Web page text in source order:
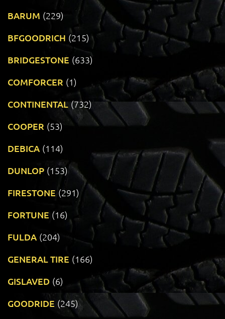
BARUM (229)
BFGOODRICH (215)
BRIDGESTONE (633)
COMFORCER (1)
CONTINENTAL (732)
COOPER (53)
DEBICA (114)
DUNLOP (153)
FIRESTONE (291)
FORTUNE (16)
FULDA (204)
GENERAL TIRE (166)
GISLAVED (6)
GOODRIDE (245)